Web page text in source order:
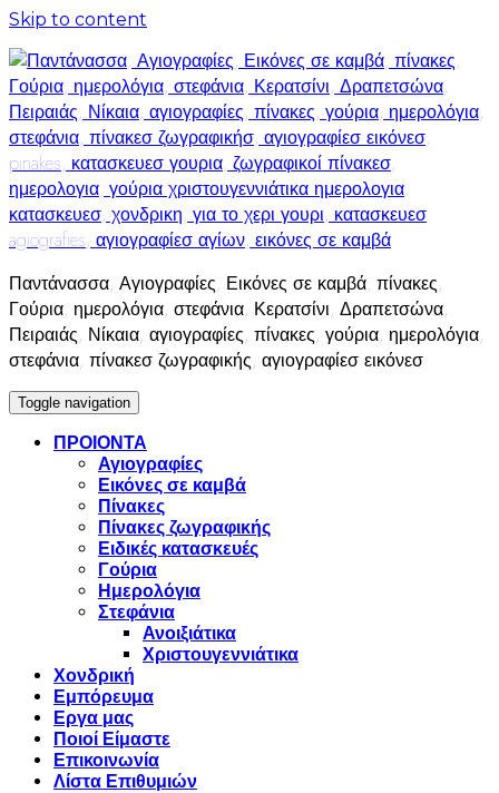
Skip to content
Παντάνασσα, Αγιογραφίες, Εικόνες σε καμβά, πίνακες,
Γούρια, ημερολόγια, στεφάνια, Κερατσίνι, Δραπετσώνα,
Πειραιάς, Νίκαια, αγιογραφίες, πίνακες, γούρια, ημερολόγια,
στεφάνια, πίνακεσ ζωγραφικής, αγιογραφίεσ εικόνεσ
Toggle navigation
ΠΡΟΙΟΝΤΑ
Αγιογραφίες
Εικόνες σε καμβά
Πίνακες
Πίνακες ζωγραφικής
Ειδικές κατασκευές
Γούρια
Ημερολόγια
Στεφάνια
Ανοιξιάτικα
Χριστουγεννιάτικα
Χονδρική
Εμπόρευμα
Εργα μας
Ποιοί Είμαστε
Επικοινωνία
Λίστα Επιθυμιών